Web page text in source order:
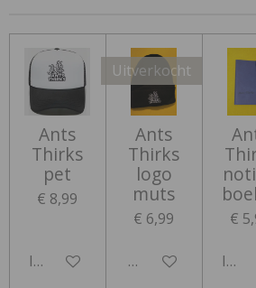
Ants
Thirks
pet
€ 8,99
In winkelwagen
Uitverkocht
Ants
Thirks
logo
muts
€ 6,99
Houd mij op de
€
In